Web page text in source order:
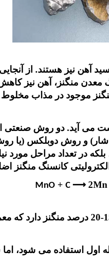
آهن نیز هستند. از
معدن منگنز، آهن نیز
موجود در مذاب
می آید. دو روش صنعتی
و روش دوبلکس (یا
در تعداد مراحل مورد
کانسنگ منگنز
+ C ⟶ 2Mn
اول استفاده می شود،